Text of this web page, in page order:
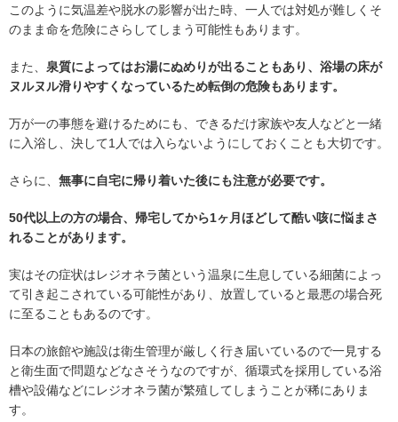
このように気温差や脱水の影響が出た時、一人では対処が難しくそ
のまま命を危険にさらしてしまう可能性もあります。
また、 泉質によってはお湯にぬめりが出ることもあり、浴場の床が
ヌルヌル滑りやすくなっているため転倒の危険もあります。
万が一の事態を避けるためにも、できるだけ家族や友人などと一緒
に入浴し、決して1人では入らないようにしておくことも大切です。
さらに、 無事に自宅に帰り着いた後にも注意が必要です。
50代以上の方の場合、帰宅してから1ヶ月ほどして酷い咳に悩まさ
れることがあります。
実はその症状はレジオネラ菌という温泉に生息している細菌によっ
て引き起こされている可能性があり、放置していると最悪の場合死
に至ることもあるのです。
日本の旅館や施設は衛生管理が厳しく行き届いているので一見する
と衛生面で問題などなさそうなのですが、循環式を採用している浴
槽や設備などにレジオネラ菌が繁殖してしまうことが稀にありま
す。